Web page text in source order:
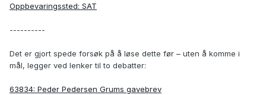
Oppbevaringssted: SAT
----------
Det er gjort spede forsøk på å løse dette før – uten å komme i
mål, legger ved lenker til to debatter:
63834: Peder Pedersen Grums gavebrev